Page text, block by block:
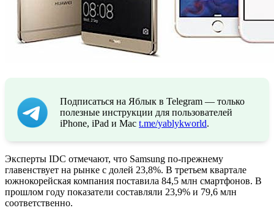
Подписаться на Яблык в Telegram — только
полезные инструкции для пользователей
iPhone, iPad и Mac t.me/yablykworld.
Эксперты IDC отмечают, что Samsung по-прежнему
главенствует на рынке с долей 23,8%. В третьем квартале
южнокорейская компания поставила 84,5 млн смартфонов. В
прошлом году показатели составляли 23,9% и 79,6 млн
соответственно.